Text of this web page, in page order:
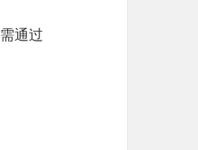
通过